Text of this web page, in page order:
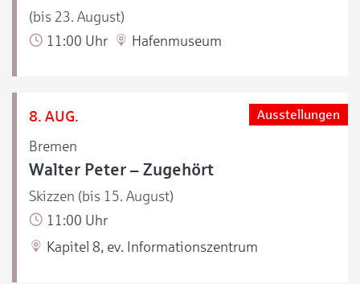
(bis 23. August)
11:00 Uhr
Hafenmuseum
8. AUG.
Bremen
Ausstellungen
Walter Peter – Zugehört
Skizzen (bis 15. August)
11:00 Uhr
Kapitel 8, ev. Informationszentrum